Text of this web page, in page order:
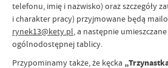
telefonu, imię i nazwisko) oraz szczegóły
i charakter pracy) przyjmowane będą
rynek13@kety.pl, a następnie
ogólnodostępnej tablicy.
Przypominamy także, że kęcka